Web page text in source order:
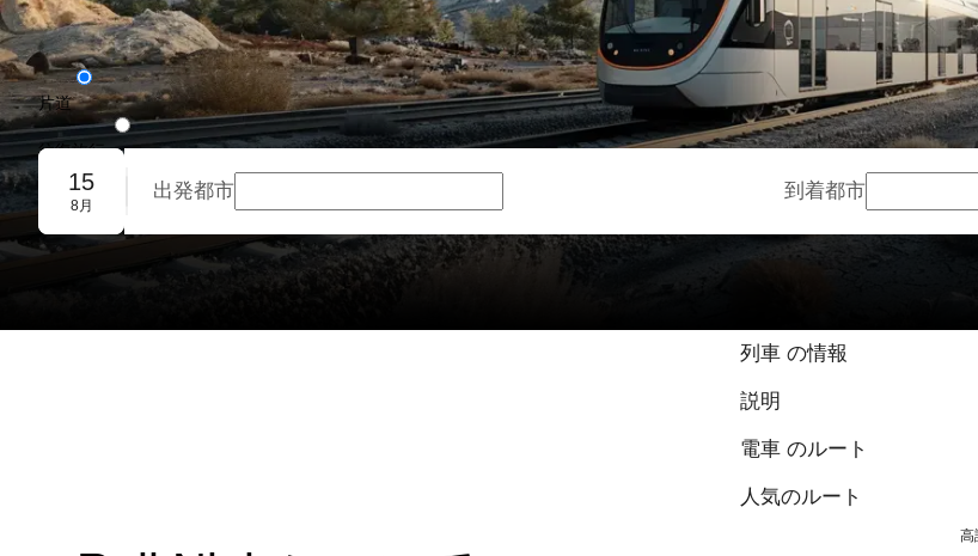
片道
往復旅行
団体予約
15
8月
出発都市 到着都市
列車 の情報
説明
電車 のルート
人気のルート
高